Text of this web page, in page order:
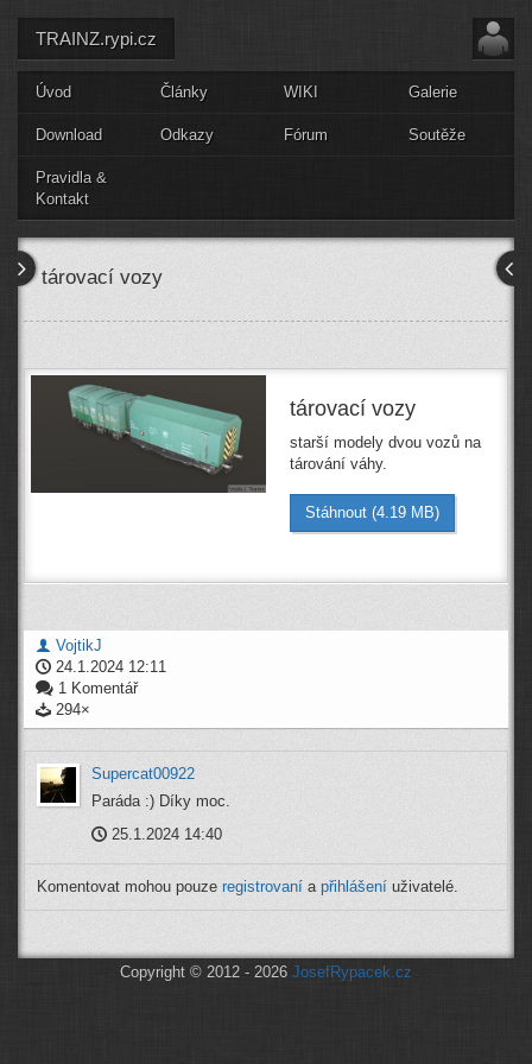
TRAINZ.rypi.cz
Úvod Články WIKI Galerie
Download Odkazy Fórum Soutěže
Pravidla &
Kontakt
tárovací vozy
tárovací vozy
starší modely dvou vozů na
tárování váhy.
Stáhnout (4.19 MB)
VojtikJ
24.1.2024 12:11
1 Komentář
294×
Supercat00922
Paráda :) Díky moc.
25.1.2024 14:40
Komentovat mohou pouze registrovaní a přihlášení uživatelé.
Copyright © 2012 - 2026 JosefRypacek.cz